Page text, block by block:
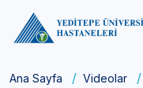
Ana Sayfa Videolar